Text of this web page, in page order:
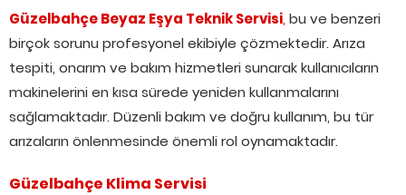
Güzelbahçe Beyaz Eşya Teknik Servisi, bu ve benzeri
birçok sorunu profesyonel ekibiyle çözmektedir. Arıza
tespiti, onarım ve bakım hizmetleri sunarak kullanıcıların
makinelerini en kısa sürede yeniden kullanmalarını
sağlamaktadır. Düzenli bakım ve doğru kullanım, bu tür
arızaların önlenmesinde önemli rol oynamaktadır.
Güzelbahçe Klima Servisi